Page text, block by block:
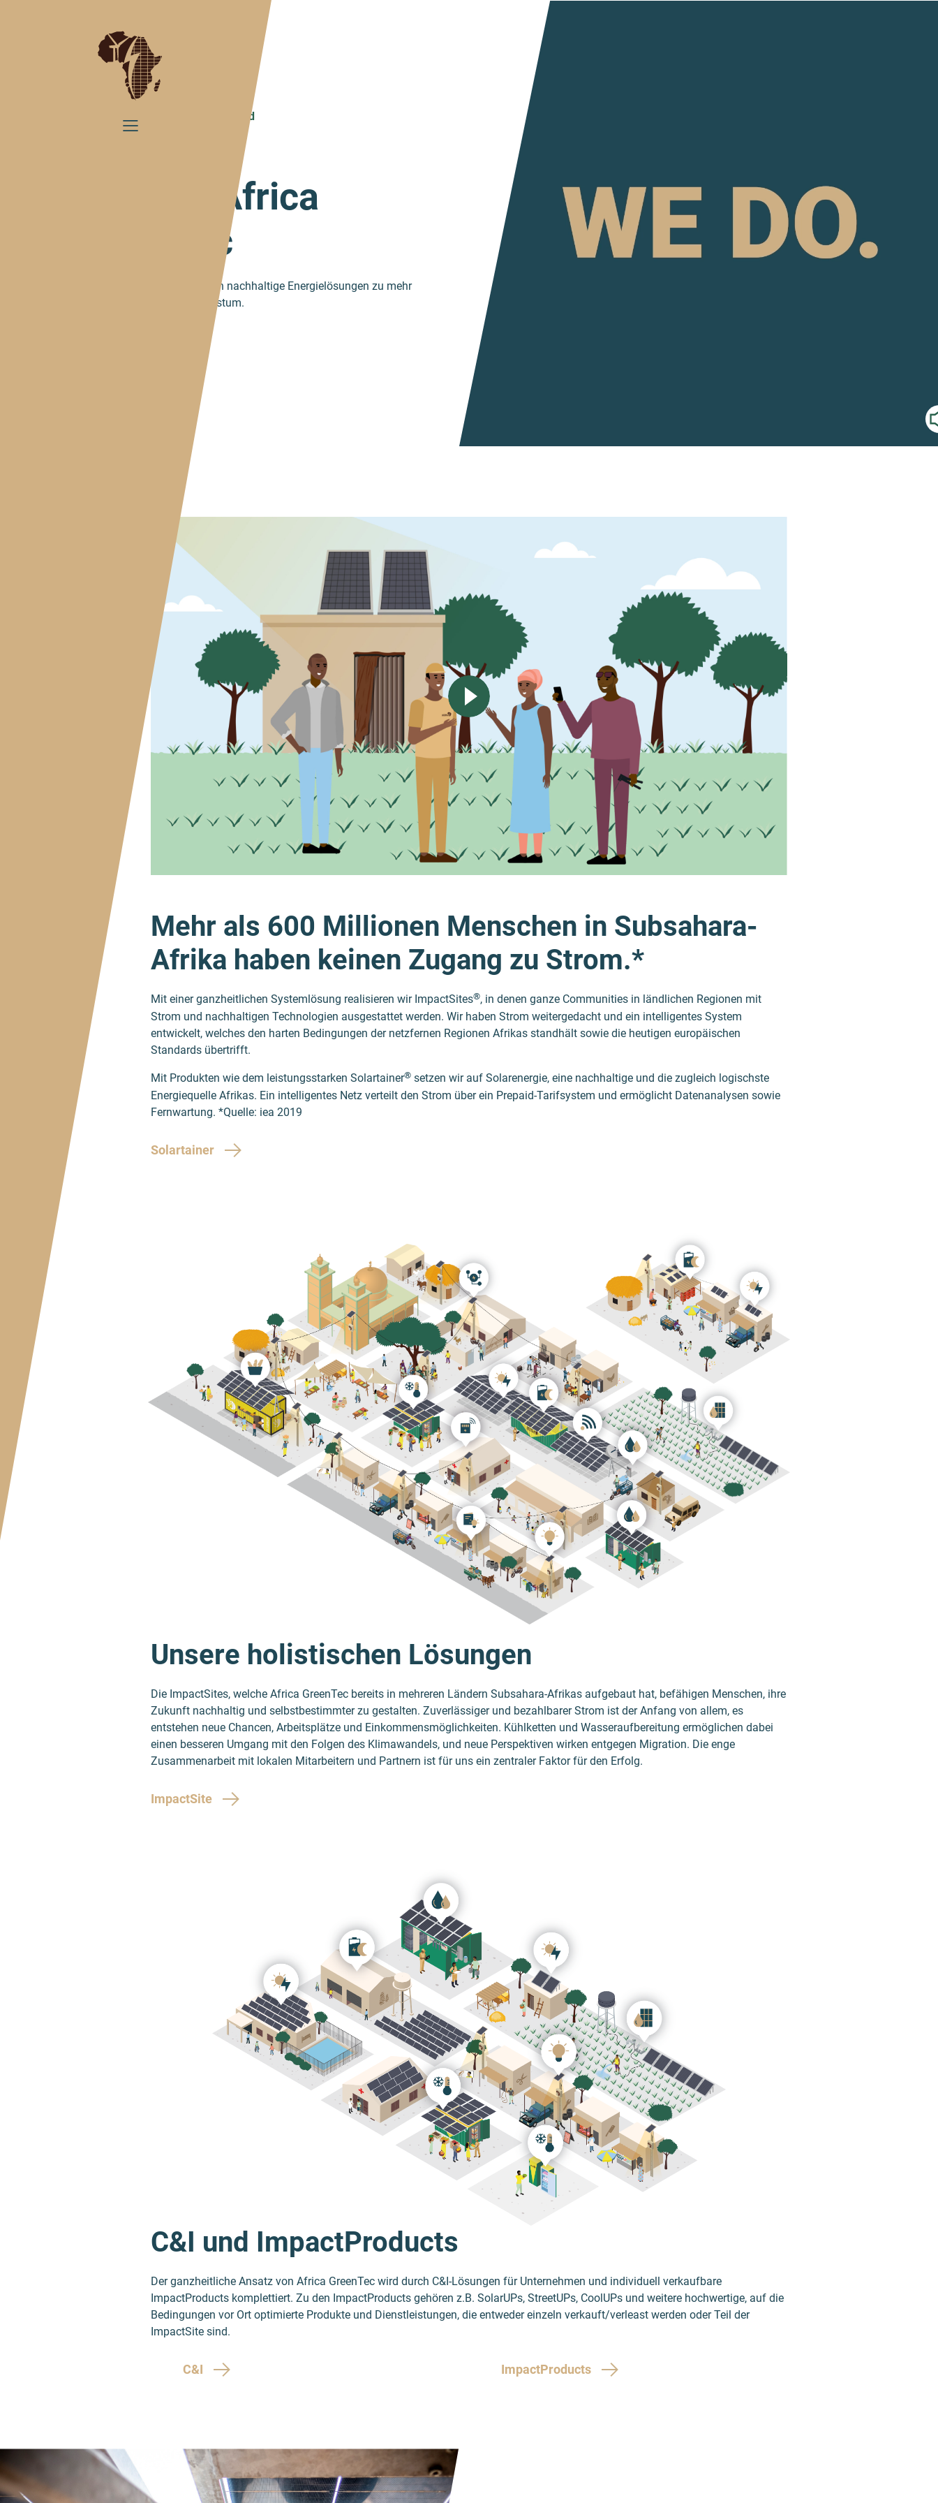
Wer wir sind
Wir sind Africa
GreenTec
Wir befähigen Menschen durch nachhaltige Energielösungen zu mehr
Selbstbestimmung und Wachstum.
Mehr als 600 Millionen Menschen in Subsahara-
Afrika haben keinen Zugang zu Strom.*
Mit einer ganzheitlichen Systemlösung realisieren wir ImpactSites®, in denen ganze Communities in ländlichen Regionen mit
Strom und nachhaltigen Technologien ausgestattet werden. Wir haben Strom weitergedacht und ein intelligentes System
entwickelt, welches den harten Bedingungen der netzfernen Regionen Afrikas standhält sowie die heutigen europäischen
Standards übertrifft.
Mit Produkten wie dem leistungsstarken Solartainer® setzen wir auf Solarenergie, eine nachhaltige und die zugleich logischste
Energiequelle Afrikas. Ein intelligentes Netz verteilt den Strom über ein Prepaid-Tarifsystem und ermöglicht Datenanalysen sowie
Fernwartung. *Quelle: iea 2019
Solartainer
Unsere holistischen Lösungen
Die ImpactSites, welche Africa GreenTec bereits in mehreren Ländern Subsahara-Afrikas aufgebaut hat, befähigen Menschen, ihre
Zukunft nachhaltig und selbstbestimmter zu gestalten. Zuverlässiger und bezahlbarer Strom ist der Anfang von allem, es
entstehen neue Chancen, Arbeitsplätze und Einkommensmöglichkeiten. Kühlketten und Wasseraufbereitung ermöglichen dabei
einen besseren Umgang mit den Folgen des Klimawandels, und neue Perspektiven wirken entgegen Migration. Die enge
Zusammenarbeit mit lokalen Mitarbeitern und Partnern ist für uns ein zentraler Faktor für den Erfolg.
ImpactSite
C&I und ImpactProducts
Der ganzheitliche Ansatz von Africa GreenTec wird durch C&I-Lösungen für Unternehmen und individuell verkaufbare
ImpactProducts komplettiert. Zu den ImpactProducts gehören z.B. SolarUPs, StreetUPs, CoolUPs und weitere hochwertige, auf die
Bedingungen vor Ort optimierte Produkte und Dienstleistungen, die entweder einzeln verkauft/verleast werden oder Teil der
ImpactSite sind.
C&I ImpactProducts